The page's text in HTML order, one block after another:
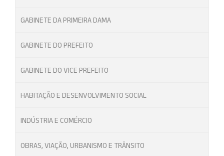
GABINETE DA PRIMEIRA DAMA
GABINETE DO PREFEITO
GABINETE DO VICE PREFEITO
HABITAÇÃO E DESENVOLVIMENTO SOCIAL
INDÚSTRIA E COMÉRCIO
OBRAS, VIAÇÃO, URBANISMO E TRÂNSITO